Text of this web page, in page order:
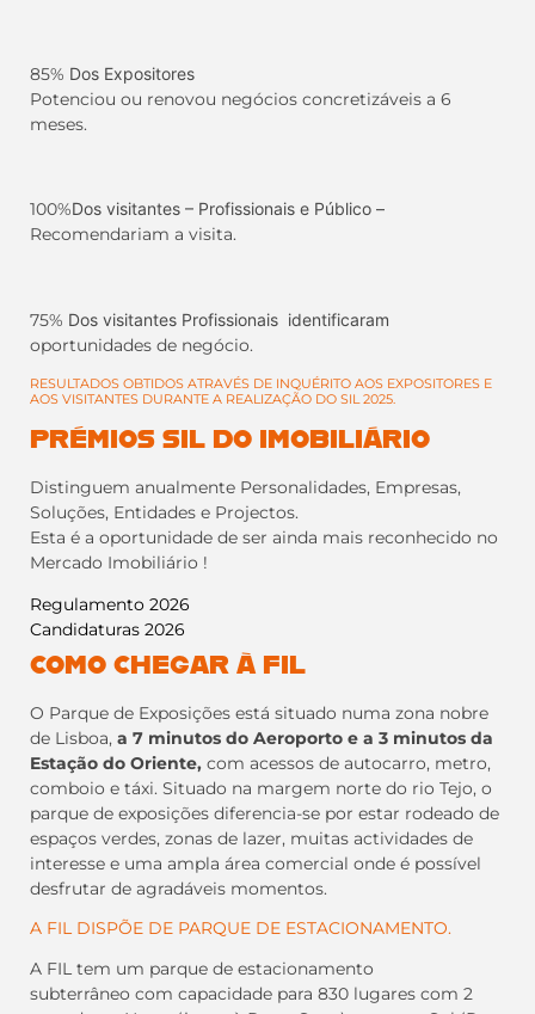
85% Dos Expositores
Potenciou ou renovou negócios concretizáveis a 6
meses.
100%Dos visitantes – Profissionais e Público –
Recomendariam a visita.
75% Dos visitantes Profissionais identificaram
oportunidades de negócio.
RESULTADOS OBTIDOS ATRAVÉS DE INQUÉRITO AOS EXPOSITORES E
AOS VISITANTES DURANTE A REALIZAÇÃO DO SIL 2025.
PRÉMIOS SIL DO IMOBILIÁRIO
Distinguem anualmente Personalidades, Empresas,
Soluções, Entidades e Projectos.
Esta é a oportunidade de ser ainda mais reconhecido no
Mercado Imobiliário !
Regulamento 2026
Candidaturas 2026
COMO CHEGAR À FIL
O Parque de Exposições está situado numa zona nobre
de Lisboa, a 7 minutos do Aeroporto e a 3 minutos da
Estação do Oriente, com acessos de autocarro, metro,
comboio e táxi. Situado na margem norte do rio Tejo, o
parque de exposições diferencia-se por estar rodeado de
espaços verdes, zonas de lazer, muitas actividades de
interesse e uma ampla área comercial onde é possível
desfrutar de agradáveis momentos.
A FIL DISPÕE DE PARQUE DE ESTACIONAMENTO.
A FIL tem um parque de estacionamento
subterrâneo com capacidade para 830 lugares com 2